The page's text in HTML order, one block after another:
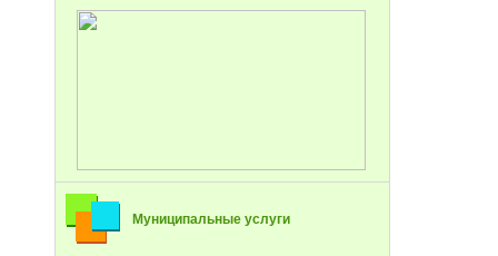
Муниципальные услуги